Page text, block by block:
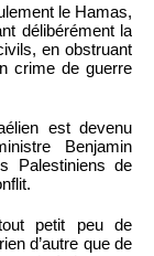
le Hamas,
délibérément la
en obstruant
crime de guerre
est devenu
Benjamin
Palestiniens de
petit peu de
d’autre que de